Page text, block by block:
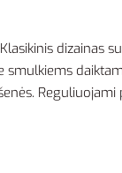
dizainas
smulkiems
Reguliuojami